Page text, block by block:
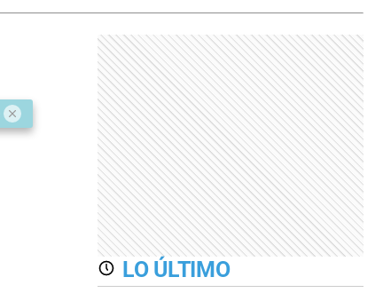
LO ÚLTIMO